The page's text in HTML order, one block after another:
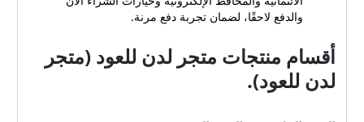
والدفع لاحقًا، لضمان تجربة دفع مرنة.
أقسام منتجات متجر لدن للعود (متجر
لدن للعود).